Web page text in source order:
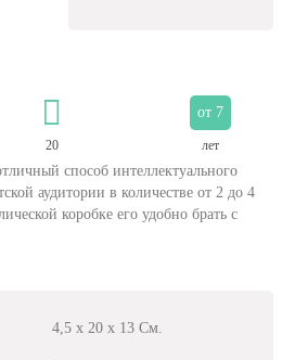
20
от 7
лет
способ интеллектуального
аудитории в количестве от 2 до 4
коробке его удобно брать с
4,5 x 20 x 13 См.